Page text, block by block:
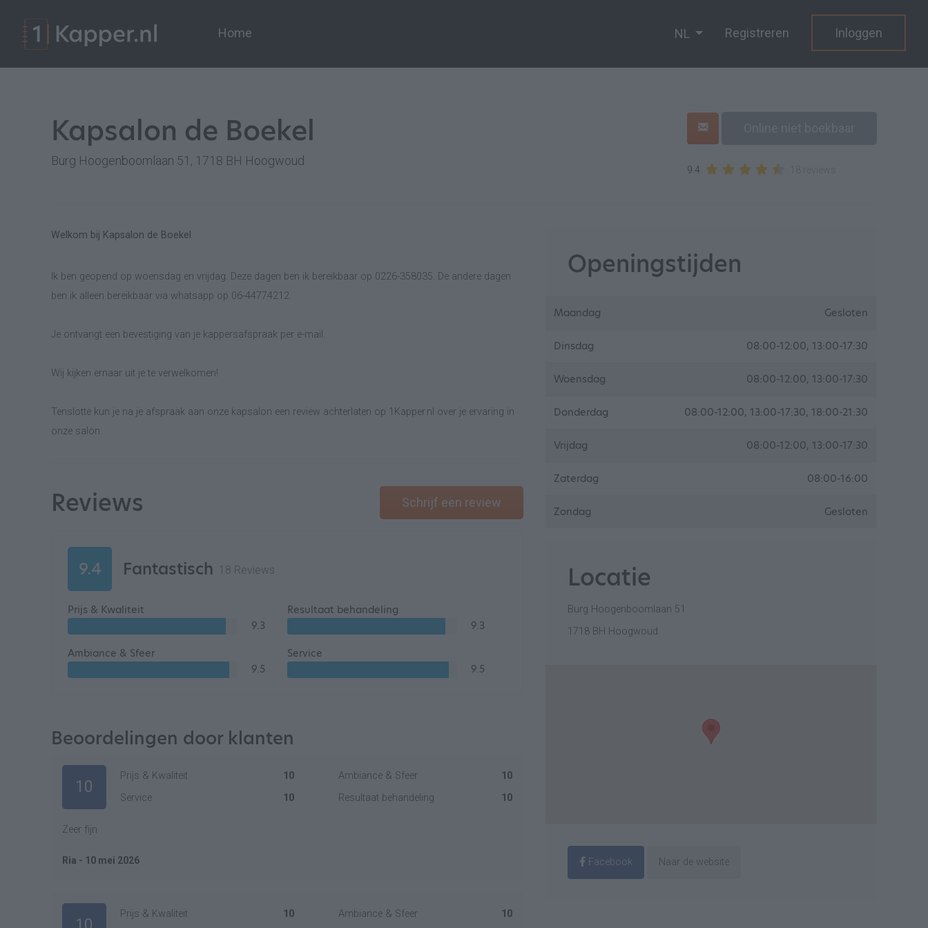
Home NL Registreren Inloggen
Kapsalon de Boekel
Burg Hoogenboomlaan 51, 1718 BH Hoogwoud
9.4
Welkom bij Kapsalon de Boekel
Ik ben geopend op woensdag en vrijdag. Deze dagen ben ik bereikbaar op 0226-358035. De andere dagen
ben ik alleen bereikbaar via whatsapp op 06-44774212.
Je ontvangt een bevestiging van je kappersafspraak per e-mail.
Wij kijken ernaar uit je te verwelkomen!
Tenslotte kun je na je afspraak aan onze kapsalon een review achterlaten op 1Kapper.nl over je ervaring in
onze salon.
Reviews Schrijf een review
9.4 Fantastisch 18 Reviews
Prijs & Kwaliteit
9.3
Resultaat behandeling
9.3
Ambiance & Sfeer
9.5
Service
9.5
Beoordelingen door klanten
10
Prijs & Kwaliteit 10 Ambiance & Sfeer
10
Service
10 Resultaat behandeling 10
Zeer fijn
Ria - 10 mei 2026
Prijs & Kwaliteit 10 Ambiance & Sfeer
10
Openingstijden
Maandag Gesloten
Dinsdag 08:00-12:00, 13:00-17:30
Woensdag 08:00-12:00, 13:00-17:30
Donderdag 08:00-12:00, 13:00-17:30, 18:00-21:30
Vrijdag 08:00-12:00, 13:00-17:30
Zaterdag 08:00-16:00
Zondag Gesloten
Locatie
Burg Hoogenboomlaan 51
1718 BH Hoogwoud
Facebook Naar de website